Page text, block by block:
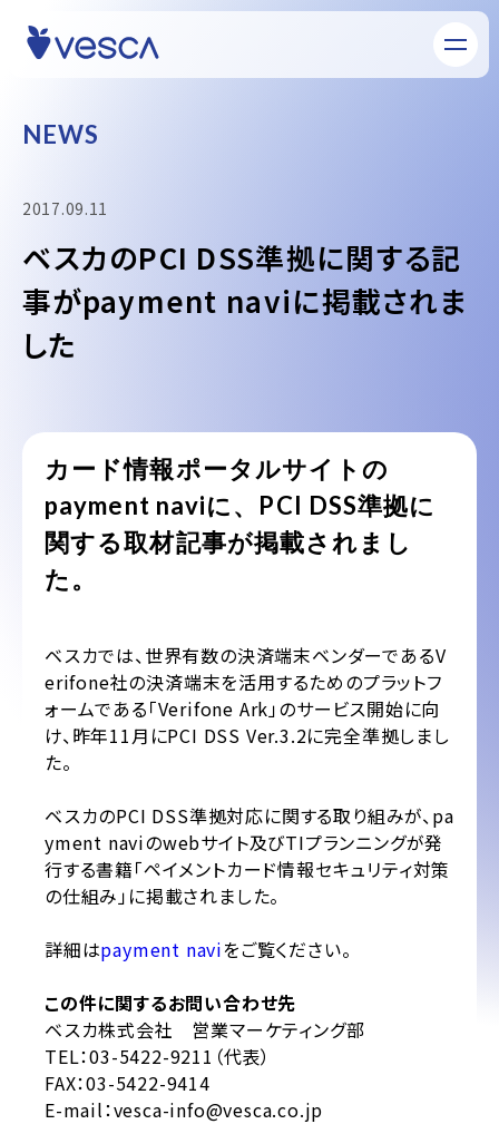
NEWS
2017.09.11
ベスカのPCI DSS準拠に関する記
事がpayment naviに掲載されま
した
カード情報ポータルサイトの
payment naviに、PCI DSS準拠に
関する取材記事が掲載されまし
た。
ベスカでは、世界有数の決済端末ベンダーであるV
erifone社の決済端末を活用するためのプラットフ
ォームである「Verifone Ark」のサービス開始に向
け、昨年11月にPCI DSS Ver.3.2に完全準拠しまし
た。
ベスカのPCI DSS準拠対応に関する取り組みが、pa
yment naviのwebサイト及びTIプランニングが発
行する書籍「ペイメントカード情報セキュリティ対策
の仕組み」に掲載されました。
詳細はpayment naviをご覧ください。
この件に関するお問い合わせ先
ベスカ株式会社 営業マーケティング部
TEL：03-5422-9211（代表）
FAX：03-5422-9414
E-mail：vesca-info@vesca.co.jp